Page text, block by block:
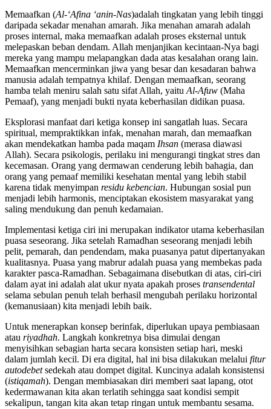
Memaafkan (Al-‘Afina ‘anin-Nas)adalah tingkatan yang lebih tinggi
daripada sekadar menahan amarah. Jika menahan amarah adalah
proses internal, maka memaafkan adalah proses eksternal untuk
melepaskan beban dendam. Allah menjanjikan kecintaan-Nya bagi
mereka yang mampu melapangkan dada atas kesalahan orang lain.
Memaafkan mencerminkan jiwa yang besar dan kesadaran bahwa
manusia adalah tempatnya khilaf. Dengan memaafkan, seorang
hamba telah meniru salah satu sifat Allah, yaituAl-Afuw (Maha
Pemaaf), yang menjadi bukti nyata keberhasilan didikan puasa.
Eksplorasi manfaat dari ketiga konsep ini sangatlah luas. Secara
spiritual, mempraktikkan infak, menahan marah, dan memaafkan
akan mendekatkan hamba pada maqam Ihsan (merasa diawasi
Allah). Secara psikologis, perilaku ini mengurangi tingkat stres dan
kecemasan. Orang yang dermawan cenderung lebih bahagia, dan
orang yang pemaaf memiliki kesehatan mental yang lebih stabil
karena tidak menyimpan residu kebencian. Hubungan sosial pun
menjadi lebih harmonis, menciptakan ekosistem masyarakat yang
saling mendukung dan penuh kedamaian.
Implementasi ketiga ciri ini merupakan indikator utama keberhasilan
puasa seseorang. Jika setelah Ramadhan seseorang menjadi lebih
pelit, pemarah, dan pendendam, maka puasanya patut dipertanyakan
kualitasnya. Puasa yang mabrur adalah puasa yang membekas pada
karakter pasca-Ramadhan. Sebagaimana disebutkan di atas, ciri-ciri
dalam ayat ini adalah alat ukur nyata apakah proses transendental
selama sebulan penuh telah berhasil mengubah perilaku horizontal
(kemanusiaan) kita menjadi lebih baik.
Untuk menerapkan konsep berinfak, diperlukan upaya pembiasaan
atau riyadhah. Langkah konkretnya bisa dimulai dengan
menyisihkan sebagian harta secara konsisten setiap hari, meski
dalam jumlah kecil. Di era digital, hal ini bisa dilakukan melalui fitur
autodebetsedekah atau dompet digital. Kuncinya adalah konsistensi
(istiqamah). Dengan membiasakan diri memberi saat lapang, otot
kedermawanan kita akan terlatih sehingga saat kondisi sempit
sekalipun, tangan kita akan tetap ringan untuk membantu sesama.